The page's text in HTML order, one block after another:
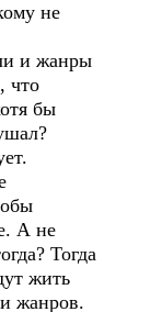
не
и жанры
что
бы
А не
Тогда
жить
жанров.